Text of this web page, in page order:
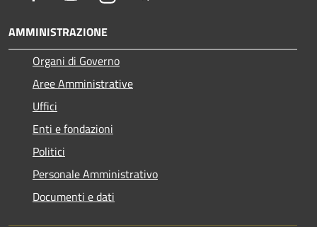
AMMINISTRAZIONE
Organi di Governo
Aree Amministrative
Uffici
Enti e fondazioni
Politici
Personale Amministrativo
Documenti e dati